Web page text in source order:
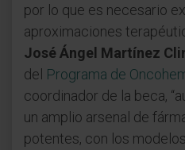
por lo que es necesario
aproximaciones
José Ángel Martínez
del Programa de
coordinador de la beca,
un amplio arsenal de
potentes, con los